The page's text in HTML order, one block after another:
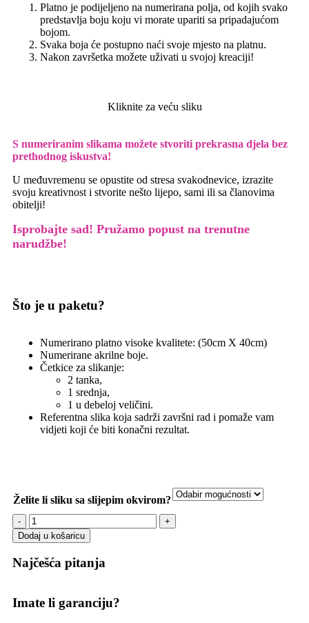
Platno je podijeljeno na numerirana polja, od kojih svako
predstavlja boju koju vi morate upariti sa pripadajućom
bojom.
Svaka boja će postupno naći svoje mjesto na platnu.
Nakon završetka možete uživati u svojoj kreaciji!
Kliknite za veću sliku
S numeriranim slikama možete stvoriti prekrasna djela bez
prethodnog iskustva!
U međuvremenu se opustite od stresa svakodnevice, izrazite
svoju kreativnost i stvorite nešto lijepo, sami ili sa članovima
obitelji!
Isprobajte sad! Pružamo popust na trenutne
narudžbe!
Što je u paketu?
Numerirano platno visoke kvalitete: (50cm X 40cm)
Numerirane akrilne boje.
Četkice za slikanje:
2 tanka,
1 srednja,
1 u debeloj veličini.
Referentna slika koja sadrži završni rad i pomaže vam
vidjeti koji će biti konačni rezultat.
Želite li sliku sa slijepim okvirom?
Dodaj u košaricu
Najčešća pitanja
Imate li garanciju?